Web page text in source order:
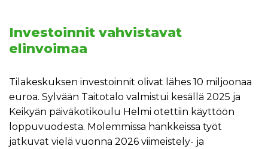
Investoinnit vahvistavat
elinvoimaa
Tilakeskuksen investoinnit olivat lähes 10 miljoonaa
euroa. Sylvään Taitotalo valmistui kesällä 2025 ja
Keikyän päiväkotikoulu Helmi otettiin käyttöön
loppuvuodesta. Molemmissa hankkeissa työt
jatkuvat vielä vuonna 2026 viimeistely- ja